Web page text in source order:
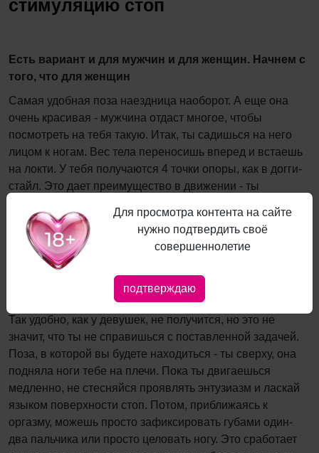
стимуляцию стоп
Есть вариант и для мужчин и для женщин. Начнем с
того, что для женщин
Самая удобная поза наездница наоборот. А еще она
очень красивая - мужчина отдаст многое, чтобы
посмотреть на тебя такую. Итак, ты садишься на него
лицом к ногам. Вес тела переносишь вперед и встаешь
на локти. У тебя получаются 4 точки опоры, как в догги-
стайл. Это дает преимущество в движении - ты
не устать. Протяни ладони к его ступням и легонько
начни поглаживать их. Усиляй степень воздействия по
мере того, как вы будете заводиться. Чем ближе оргазм,
тем сильнее массируй.
Теперь вариант для мужчин
Так удобно, как у девушек, не получится, но это не
значит, что ты не справишься с поставленной задачей.
Поза, в которой вы будете находиться - ты сверху, она
подняла ноги тебе на плечи. Пока ты двигаешься
медленно, не стесняйся проявлять энтузиазм и ласкай
языком поверхности стоп. Потом, приближаясь к
оргазму, можешь просто зафиксировать губами один-
два пальчика или просто целовать ногу. Это сработает
Для просмотра контента на сайте
нужно подтвердить своё
совершеннолетие
подтверждаю